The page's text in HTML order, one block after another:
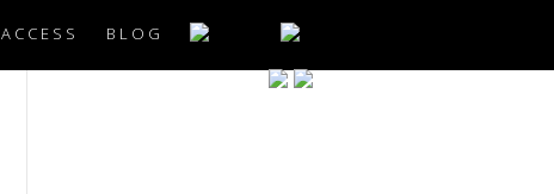
ACCESS BLOG